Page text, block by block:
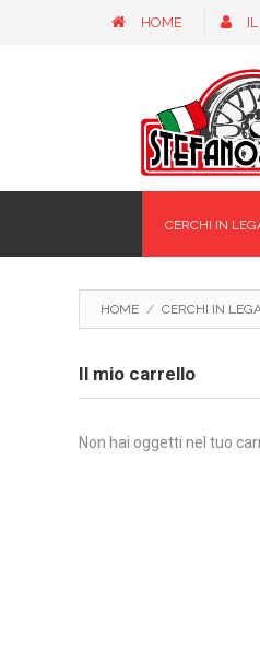
HOME
CERCHI IN
HOME / CERCHI IN
Il mio carrello
Non hai oggetti nel tuo